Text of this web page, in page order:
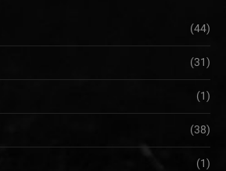
(44)
(31)
(1)
(38)
(1)